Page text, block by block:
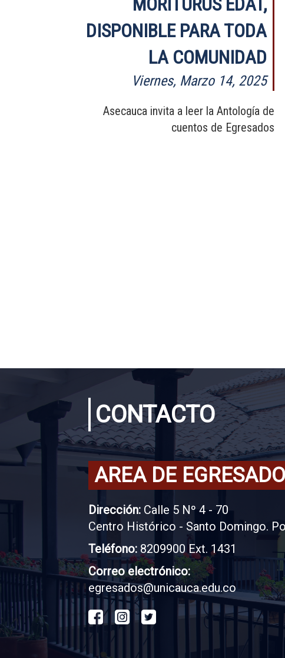
DISPONIBLE PARA TODA
LA COMUNIDAD
Viernes, Marzo 14, 2025
Asecauca invita a leer la Antología de
cuentos de Egresados
CONTACTO
AREA DE
Dirección: Calle 5 Nº 4 - 70
Centro Histórico - Santo Domingo.
Teléfono: 8209900 Ext. 1431
Correo electrónico:
egresados@unicauca.edu.co